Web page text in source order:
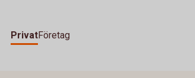
PrivatFöretag